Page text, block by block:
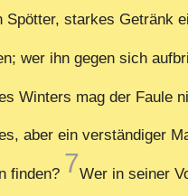
Spötter, starkes Getränk
wer ihn gegen sich
Winters mag der Faule
aber ein verständiger
finden? 7Wer in seiner